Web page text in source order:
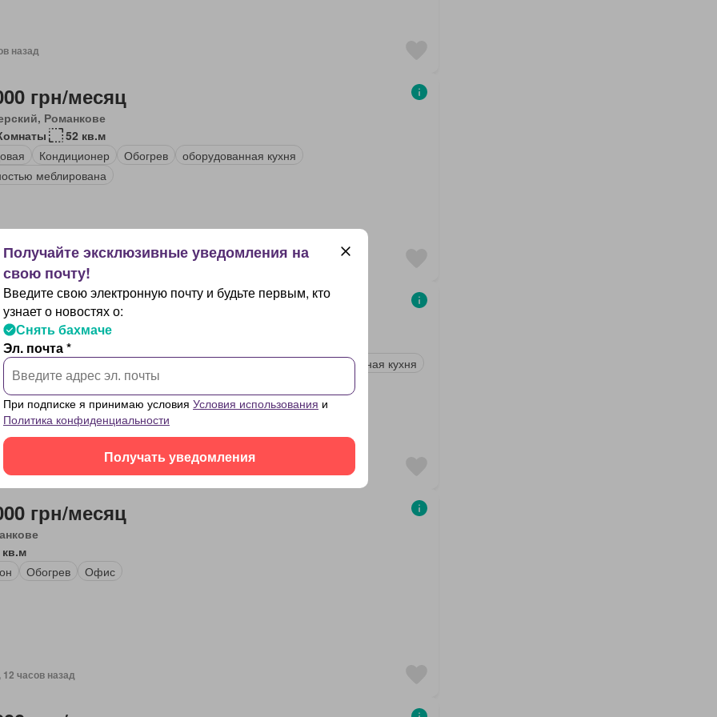
назад
грн/месяц
Романкове
52 кв.м
Кондиционер Обогрев
оборудованная кухня
меблирована
12 часов назад
грн/месяц
93 кв.м
Кладовая Паркинг Зеленая зона Камин
оборудованная кухня
Безопасность Полностью меблирована
часов назад
грн/месяц
кв.м
Обогрев Офис
12 часов назад
Введите свою электронную почту и будьте первым, кто
узнает о новостях о:
Снять бахмаче
Эл. почта *
При подписке я принимаю условия Условия использования и
Политика конфиденциальности
Получать уведомления